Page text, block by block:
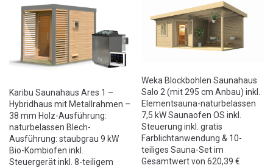
Karibu Saunahaus Ares 1 –
Hybridhaus mit Metallrahmen –
38 mm Holz-Ausführung:
naturbelassen Blech-
Ausführung: staubgrau 9 kW
Bio-Kombiofen inkl.
Steuergerät inkl. 8-teiligem
Weka Blockbohlen Saunahaus
Salo 2 (mit 295 cm Anbau) inkl.
Elementsauna-naturbelassen
7,5 kW Saunaofen OS inkl.
Steuerung inkl. gratis
Farblichtanwendung & 10-
teiliges Sauna-Set im
Gesamtwert von 620,39 €